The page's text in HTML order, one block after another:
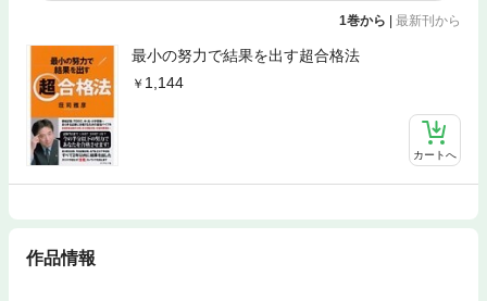
1巻から | 最新刊から
最小の努力で結果を出す超合格法
1,144
カートへ
作品情報